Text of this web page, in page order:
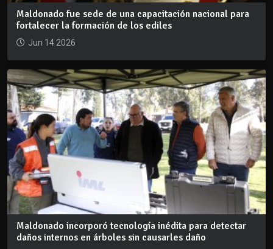
Maldonado fue sede de una capacitación nacional para
fortalecer la formación de los ediles
Jun 14 2026
Maldonado incorporó tecnología inédita para detectar
daños internos en árboles sin causarles daño